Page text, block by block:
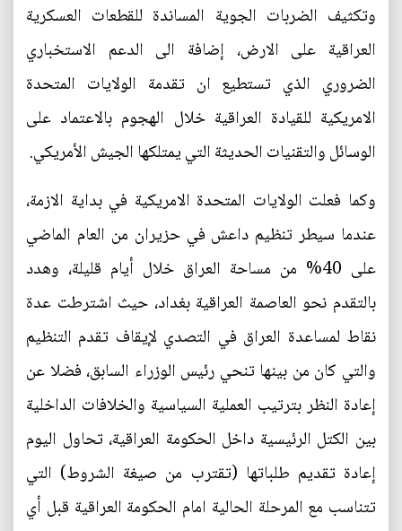
وتكثيف الضربات الجوية المساندة للقطعات العسكرية
العراقية على الارض، إضافة الى الدعم الاستخباري
الضروري الذي تستطيع ان تقدمة الولايات المتحدة
الامريكية للقيادة العراقية خلال الهجوم بالاعتماد على
الوسائل والتقنيات الحديثة التي يمتلكها الجيش الأمريكي.
وكما فعلت الولايات المتحدة الامريكية في بداية الازمة،
عندما سيطر تنظيم داعش في حزيران من العام الماضي
على 40% من مساحة العراق خلال أيام قليلة، وهدد
بالتقدم نحو العاصمة العراقية بغداد، حيث اشترطت عدة
نقاط لمساعدة العراق في التصدي لإيقاف تقدم التنظيم
والتي كان من بينها تنحي رئيس الوزراء السابق، فضلا عن
إعادة النظر بترتيب العملية السياسية والخلافات الداخلية
بين الكتل الرئيسية داخل الحكومة العراقية، تحاول اليوم
إعادة تقديم طلباتها (تقترب من صيغة الشروط) التي
تتناسب مع المرحلة الحالية امام الحكومة العراقية قبل أي